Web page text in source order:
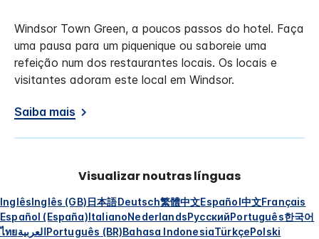
Windsor Town Green, a poucos passos do hotel. Faça
uma pausa para um piquenique ou saboreie uma
refeição num dos restaurantes locais. Os locais e
visitantes adoram este local em Windsor.
Saiba mais
Visualizar noutras línguas
InglêsInglês (GB)日本語Deutsch繁體中文Español中文Français
Español (España)ItalianoNederlandsРусскийPortuguês한국어
ไทยالعربيةPortuguês (BR)Bahasa IndonesiaTürkçePolski